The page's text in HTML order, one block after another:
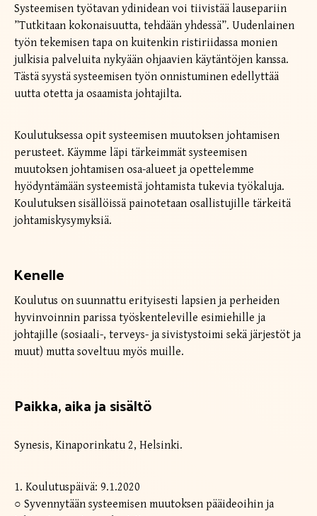
Systeemisen työtavan ydinidean voi tiivistää lausepariin
”Tutkitaan kokonaisuutta, tehdään yhdessä”. Uudenlainen
työn tekemisen tapa on kuitenkin ristiriidassa monien
julkisia palveluita nykyään ohjaavien käytäntöjen kanssa.
Tästä syystä systeemisen työn onnistuminen edellyttää
uutta otetta ja osaamista johtajilta.
Koulutuksessa opit systeemisen muutoksen johtamisen
perusteet. Käymme läpi tärkeimmät systeemisen
muutoksen johtamisen osa-alueet ja opettelemme
hyödyntämään systeemistä johtamista tukevia työkaluja.
Koulutuksen sisällöissä painotetaan osallistujille tärkeitä
johtamiskysymyksiä.
Kenelle
Koulutus on suunnattu erityisesti lapsien ja perheiden
hyvinvoinnin parissa työskenteleville esimiehille ja
johtajille (sosiaali-, terveys- ja sivistystoimi sekä järjestöt ja
muut) mutta soveltuu myös muille.
Paikka, aika ja sisältö
Synesis, Kinaporinkatu 2, Helsinki.
1. Koulutuspäivä: 9.1.2020
○ Syvennytään systeemisen muutoksen pääideoihin ja